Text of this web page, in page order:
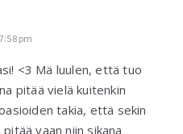
pm
<3 Mä luulen, että tuo
pitää vielä kuitenkin
takia, että sekin
vaan niin sikana